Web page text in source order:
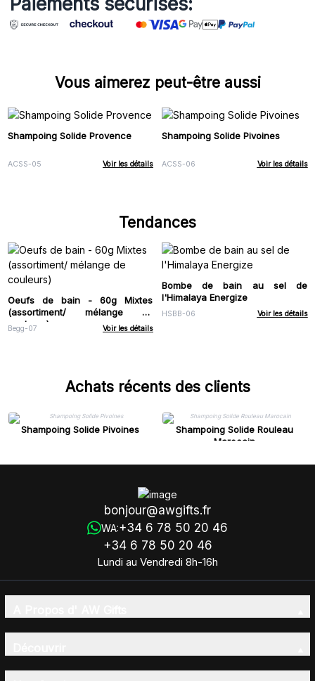
Vous aimerez peut-être aussi
Shampoing Solide Provence
ACSS-05 Voir les détails
Shampoing Solide Pivoines
ACSS-06 Voir les détails
Tendances
Oeufs de bain - 60g Mixtes
(assortiment/ mélange de
couleurs)
Begg-07 Voir les détails
Bombe de bain au sel de
l'Himalaya Energize
HSBB-06 Voir les détails
Achats récents des clients
Shampoing Solide Pivoines
Shampoing Solide Rouleau
Marocain
bonjour@awgifts.fr
WA:+34 6 78 50 20 46
+34 6 78 50 20 46
Lundi au Vendredi 8h-16h